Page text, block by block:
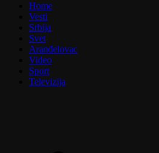
Home
Vesti
Srbija
Svet
Aranđelovac
Video
Sport
Televizija